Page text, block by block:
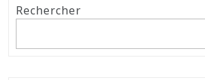
Rechercher